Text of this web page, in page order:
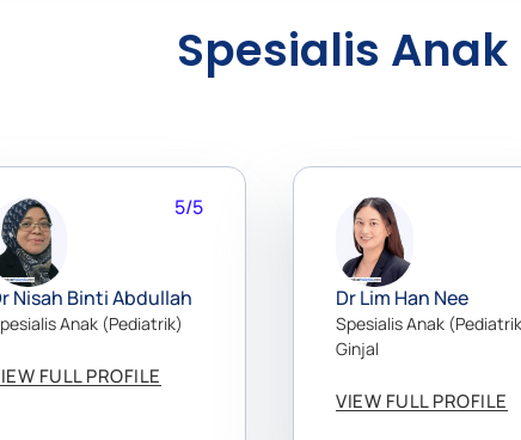
Spesialis
5/5
Nisah Binti Abdullah
Anak (Pediatrik)
FULL PROFILE
Dr Lim Han Nee
Spesialis Anak
Ginjal
VIEW FULL PROFILE